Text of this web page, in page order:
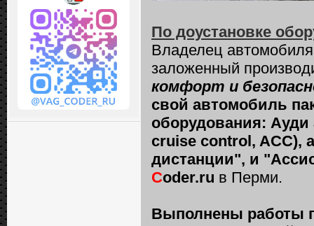
По доустановке
Владелец
заложенный
комфорт и
свой автомобиль
оборудования: Ауди
сruise сontrol, ACC),
дистанции", и
Coder.ru в Перми.
Выполнены работы